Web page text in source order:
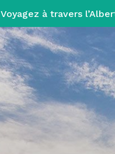
Voyagez à travers